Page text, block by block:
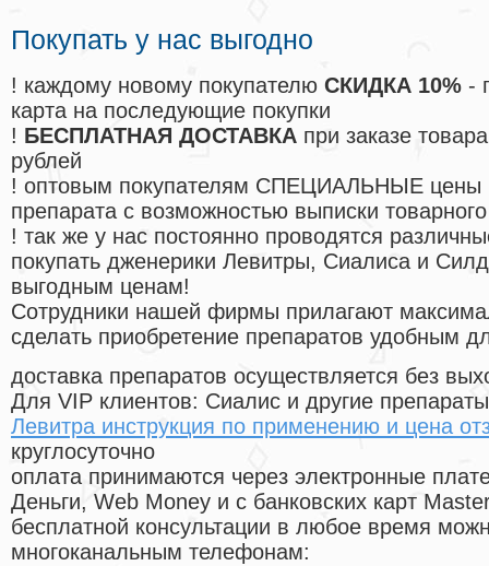
Покупать у нас выгодно
! каждому новому покупателю СКИДКА 10% -
карта на последующие покупки
! БЕСПЛАТНАЯ ДОСТАВКА при заказе
рублей
! оптовым покупателям СПЕЦИАЛЬНЫЕ цены
препарата с возможностью выписки
! так же у нас постоянно проводятся
покупать дженерики Левитры, Сиалиса и
выгодным ценам!
Cотрудники нашей фирмы прилагают
сделать приобретение препаратов удобным
доставка препаратов осуществляется без
Для VIP клиентов: Сиалис и другие
Левитра инструкция по применению и цена
круглосуточно
оплата принимаются через электронные
Деньги, Web Money и с банковских карт
бесплатной консультации в любое время
многоканальным телефонам: